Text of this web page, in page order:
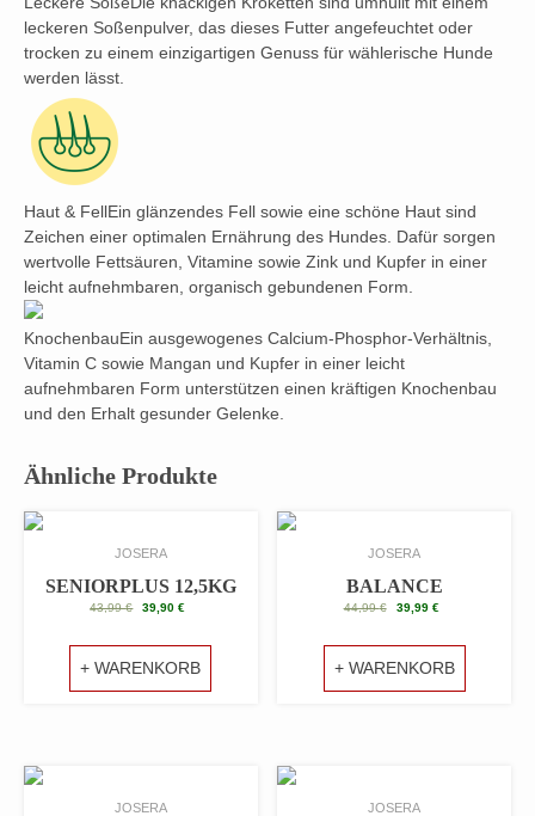
leckeren Soßenpulver, das dieses Futter angefeuchtet oder
trocken zu einem einzigartigen Genuss für wählerische Hunde
werden lässt.
Haut & FellEin glänzendes Fell sowie eine schöne Haut sind
Zeichen einer optimalen Ernährung des Hundes. Dafür sorgen
wertvolle Fettsäuren, Vitamine sowie Zink und Kupfer in einer
leicht aufnehmbaren, organisch gebundenen Form.
KnochenbauEin ausgewogenes Calcium-Phosphor-Verhältnis,
Vitamin C sowie Mangan und Kupfer in einer leicht
aufnehmbaren Form unterstützen einen kräftigen Knochenbau
und den Erhalt gesunder Gelenke.
Ähnliche Produkte
JOSERA
SENIORPLUS 12,5KG
43,99€
URSPRÜNGLICHER
43,99 €
39,90€
39,90 €.
+ WARENKORB
JOSERA
BALANCE
44,99€
URSPRÜNGLICHER
44,99 €
39,99 €
39,99 €.
+ WARENKORB
JOSERA JOSERA